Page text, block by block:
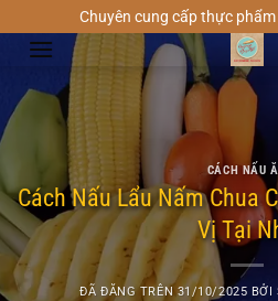
đến
dung
Chuyên cung cấp thực
CÁCH NẤU
Cách Nấu Lẩu Nấm Chua
Vị Tại
ĐÃ ĐĂNG TRÊN 31/10/2025 BỞI